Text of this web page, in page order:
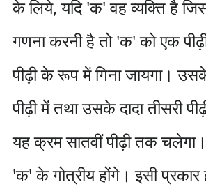
के लिये, यदि 'क' वह व्यक्ति है
गणना करनी है तो 'क' को एक
पीढ़ी के रूप में गिना जायगा।
पीढ़ी में तथा उसके दादा तीसरी
यह क्रम सातवीं पीढ़ी तक
'क' के गोत्रीय होंगे। इसी प्रकार